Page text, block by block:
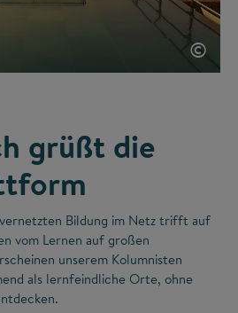
©
grüßt die
Bildung im Netz trifft auf
vom Lernen auf großen
unserem Kolumnisten
als lernfeindliche Orte, ohne